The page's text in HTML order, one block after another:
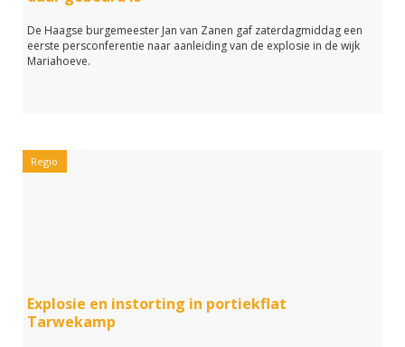
De Haagse burgemeester Jan van Zanen gaf zaterdagmiddag een
eerste persconferentie naar aanleiding van de explosie in de wijk
Mariahoeve.
Regio
Explosie en instorting in portiekflat
Tarwekamp